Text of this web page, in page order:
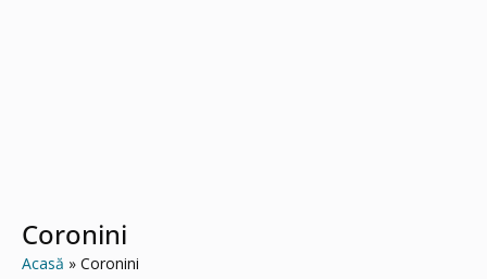
Coronini
Acasă Coronini